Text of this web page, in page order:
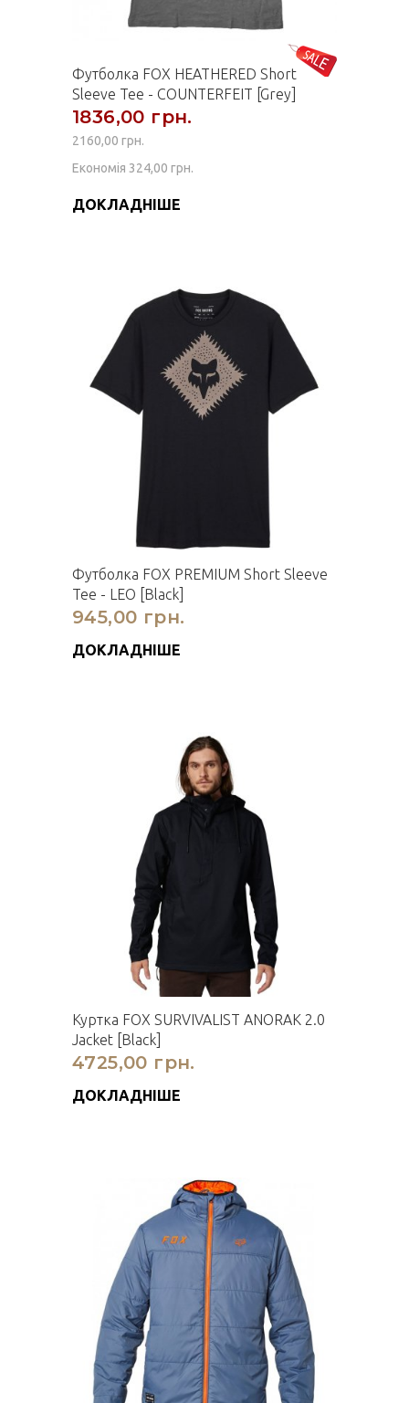
Футболка FOX HEATHERED Short
Sleeve Tee - COUNTERFEIT [Grey]
1836,00 грн.
2160,00 грн.
Економія 324,00 грн.
ДОКЛАДНІШЕ
Футболка FOX PREMIUM Short Sleeve
Tee - LEO [Black]
945,00 грн.
ДОКЛАДНІШЕ
Куртка FOX SURVIVALIST ANORAK 2.0
Jacket [Black]
4725,00 грн.
ДОКЛАДНІШЕ